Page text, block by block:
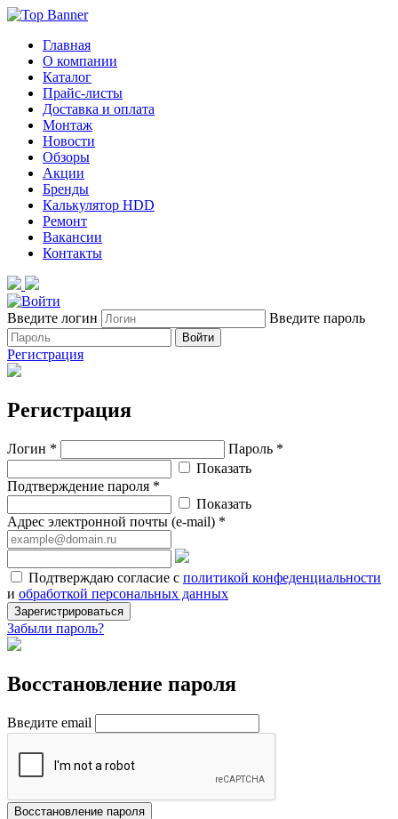
Главная
О компании
Каталог
Прайс-листы
Доставка и оплата
Монтаж
Новости
Обзоры
Акции
Бренды
Калькулятор HDD
Ремонт
Вакансии
Контакты
Введите логин Введите пароль
Войти
Регистрация
Регистрация
Логин *
Пароль *
Показать
Подтверждение пароля *
Показать
Адрес электронной почты (e-mail) *
Подтверждаю согласие с политикой конфеденциальности
и обработкой персональных данных
Зарегистрироваться
Забыли пароль?
Восстановление пароля
Введите email
Восстановление пароля